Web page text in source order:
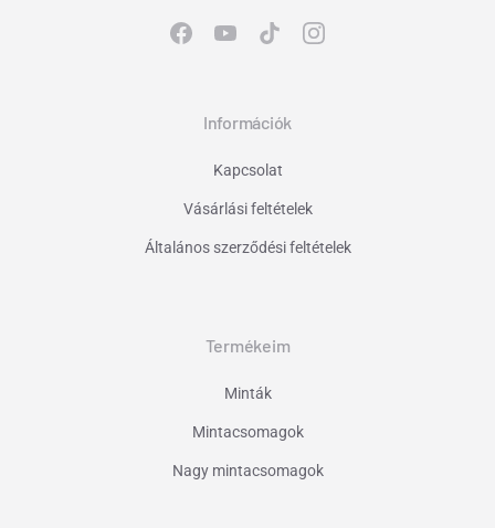
Információk
Kapcsolat
Vásárlási feltételek
Általános szerződési feltételek
Termékeim
Minták
Mintacsomagok
Nagy mintacsomagok